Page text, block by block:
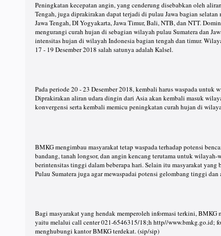
Peningkatan kecepatan angin, yang cenderung disebabkan oleh
Tengah, juga diprakirakan dapat terjadi di pulau Jawa bagian
Jawa Tengah, DI Yogyakarta, Jawa Timur, Bali, NTB, dan NTT.
mengurangi curah hujan di sebagian wilayah pulau Sumatera dan
intensitas hujan di wilayah Indonesia bagian tengah dan timur.
17 - 19 Desember 2018 salah satunya adalah Kalsel.
Pada periode 20 - 23 Desember 2018, kembali harus waspada untuk
Diprakirakan aliran udara dingin dari Asia akan kembali masuk
konvergensi serta kembali memicu peningkatan curah hujan di
BMKG mengimbau masyarakat tetap waspada terhadap potensi
bandang, tanah longsor, dan angin kencang terutama untuk
berintensitas tinggi dalam beberapa hari. Selain itu masyarakat yang
Pulau Sumatera juga agar mewaspadai potensi gelombang tinggi
Bagi masyarakat yang hendak memperoleh informasi terkini, BMKG
yaitu melalui call center 021-6546315/18;h http//www.bmkg.go.id;
menghubungi kantor BMKG terdekat. (sip/sip)